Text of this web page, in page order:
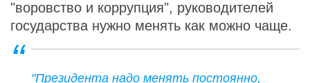
"воровство и коррупция", руководителей
государства нужно менять как можно чаще.
"Президента надо менять постоянно,